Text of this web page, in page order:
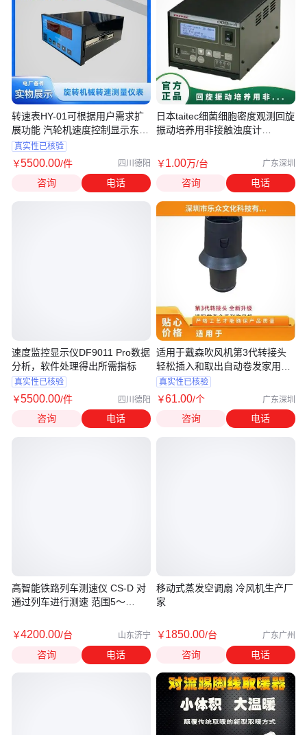
转速表HY-01可根据用户需求扩
展功能 汽轮机速度控制显示东方
一力
真实性已核验
￥5500.00/件 四川德阳
咨询 电话
速度监控显示仪DF9011 Pro数据
分析，软件处理得出所需指标
真实性已核验
￥5500.00/件 四川德阳
咨询 电话
高智能铁路列车测速仪 CS-D 对
通过列车进行测速 范围5～
￥4200.00/台 山东济宁
咨询 电话
日本taitec细菌细胞密度观测回旋
振动培养用非接触浊度计
￥1.00万/台 广东深圳
咨询 电话
适用于戴森吹风机第3代转接头
轻松插入和取出自动卷发家用批
发
真实性已核验
￥61.00/个 广东深圳
咨询 电话
移动式蒸发空调扇 冷风机生产厂
家
￥1850.00/台 广东广州
咨询 电话